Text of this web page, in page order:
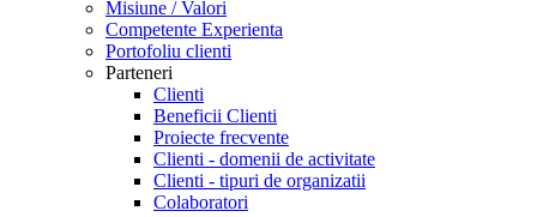
Misiune / Valori
Competente Experienta
Portofoliu clienti
Parteneri
Clienti
Beneficii Clienti
Proiecte frecvente
Clienti - domenii de activitate
Clienti - tipuri de organizatii
Colaboratori